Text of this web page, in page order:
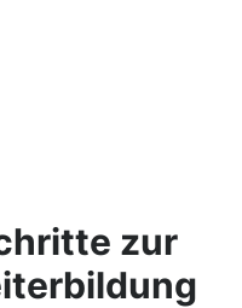
zur